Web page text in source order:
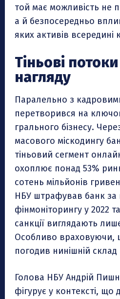
той має можливість не
а й безпосередньо
яких активів всередині
Тіньові потоки
нагляду
Паралельно з
перетворився на
грального бізнесу.
масового міскодингу
тіньовий сегмент
охоплює понад 53%
сотень мільйонів
НБУ штрафував банк за
фінмоніторингу у 2022
санкції виглядають
Особливо враховуючи,
погодив нинішній
Голова НБУ Андрій
фігурує у контексті, що